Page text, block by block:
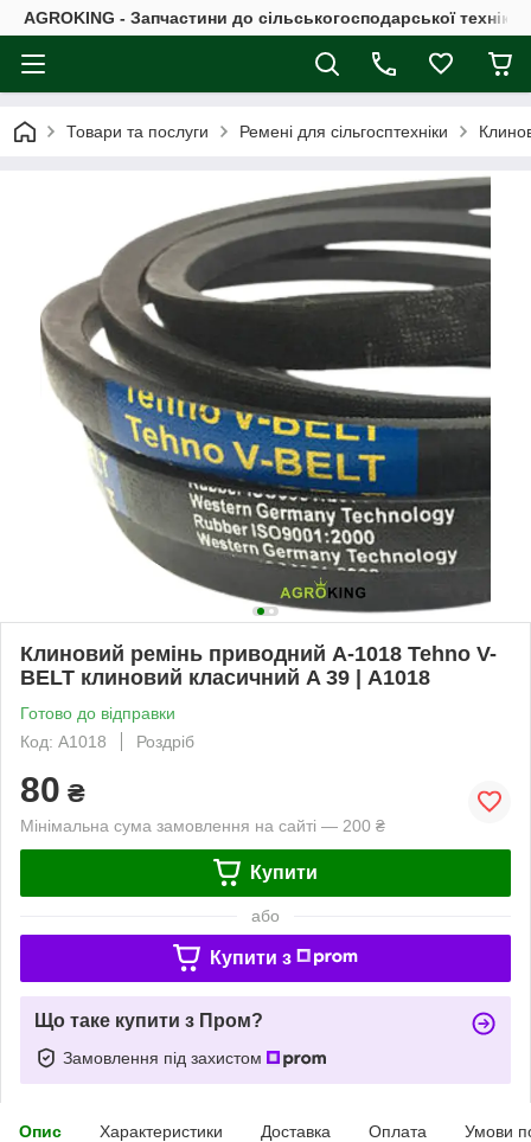
AGROKING - Запчастини до сільськогосподарської
Товари та послуги Ремені для сільгосптехніки
Клиновий ремінь приводний А-1018 Tehno V-
BELT клиновий класичний A 39 | А1018
Готово до відправки
Код: А1018
Роздріб
80 ₴
Мінімальна сума замовлення на сайті — 200 ₴
Купити
або
Купити з
Що таке купити з Пром?
Замовлення під захистом
Опис Характеристики Доставка Оплата Умови